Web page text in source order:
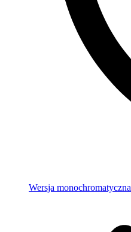
Wersja monochromatyczna